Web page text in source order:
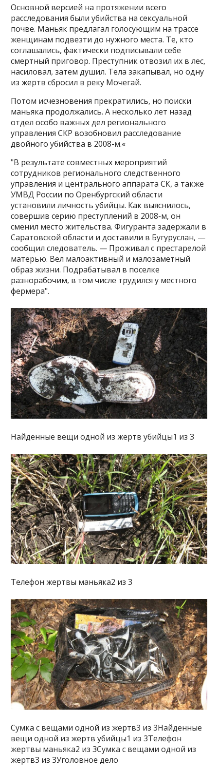
Основной версией на протяжении всего
расследования были убийства на сексуальной
почве. Маньяк предлагал голосующим на трассе
женщинам подвезти до нужного места. Те, кто
соглашались, фактически подписывали себе
смертный приговор. Преступник отвозил их в лес,
насиловал, затем душил. Тела закапывал, но одну
из жертв сбросил в реку Мочегай.
Потом исчезновения прекратились, но поиски
маньяка продолжались. А несколько лет назад
отдел особо важных дел регионального
управления СКР возобновил расследование
двойного убийства в 2008-м.«
"В результате совместных мероприятий
сотрудников регионального следственного
управления и центрального аппарата СК, а также
УМВД России по Оренбургский области
установили личность убийцы. Как выяснилось,
совершив серию преступлений в 2008-м, он
сменил место жительства. Фигуранта задержали в
Саратовской области и доставили в Бугуруслан, —
сообщил следователь. — Проживал с престарелой
матерью. Вел малоактивный и малозаметный
образ жизни. Подрабатывал в поселке
разнорабочим, в том числе трудился у местного
фермера".
Найденные вещи одной из жертв убийцы1 из 3
Телефон жертвы маньяка2 из 3
Сумка с вещами одной из жертв3 из 3Найденные
вещи одной из жертв убийцы1 из 3Телефон
жертвы маньяка2 из 3Сумка с вещами одной из
жертв3 из 3Уголовное дело